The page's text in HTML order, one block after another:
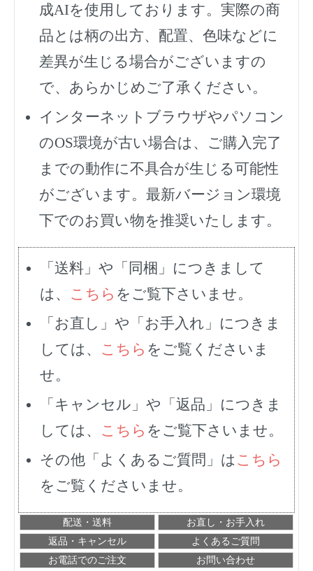
成AIを使用しております。実際の商
品とは柄の出方、配置、色味などに
差異が生じる場合がございますの
で、あらかじめご了承ください。
インターネットブラウザやパソコン
のOS環境が古い場合は、ご購入完了
までの動作に不具合が生じる可能性
がございます。最新バージョン環境
下でのお買い物を推奨いたします。
「送料」や「同梱」につきまして
は、 こちら をご覧下さいませ。
「お直し」や「お手入れ」につきま
しては、 こちら をご覧くださいま
せ。
「キャンセル」や「返品」につきま
しては、 こちら をご覧下さいませ。
その他「よくあるご質問」は こちら
をご覧くださいませ。
配送・送料
お直し・お手入れ
返品・キャンセル
よくあるご質問
お電話でのご注文
お問い合わせ